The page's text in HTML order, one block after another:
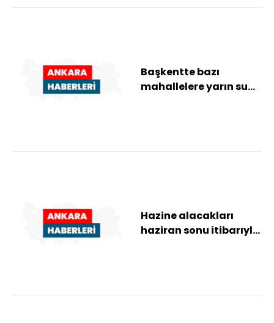
Başkentte bazı
mahallelere yarın su
Hazine alacakları
haziran sonu itibarıyla